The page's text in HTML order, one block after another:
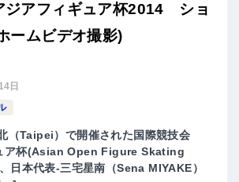
アフィギュア杯2014 ショ
ムビデオ撮影)
日
（Taipei）で開催された国際競技会
ア杯(Asian Open Figure Skating
日本代表-三宅星南（Sena MIYAKE）